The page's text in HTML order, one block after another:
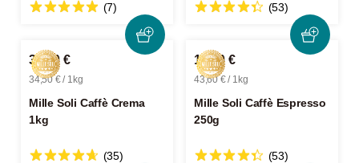
(7) (53)
34,50 €
34,50 € / 1kg
Mille Soli Caffè Crema
1kg
(35)
10,90 €
43,60 € / 1kg
Mille Soli Caffè Espresso
250g
(53)